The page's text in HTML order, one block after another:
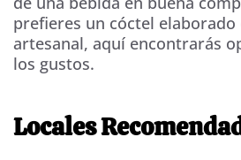
prefieres un cóctel elaborado
artesanal, aquí encontrarás
los gustos.
Locales